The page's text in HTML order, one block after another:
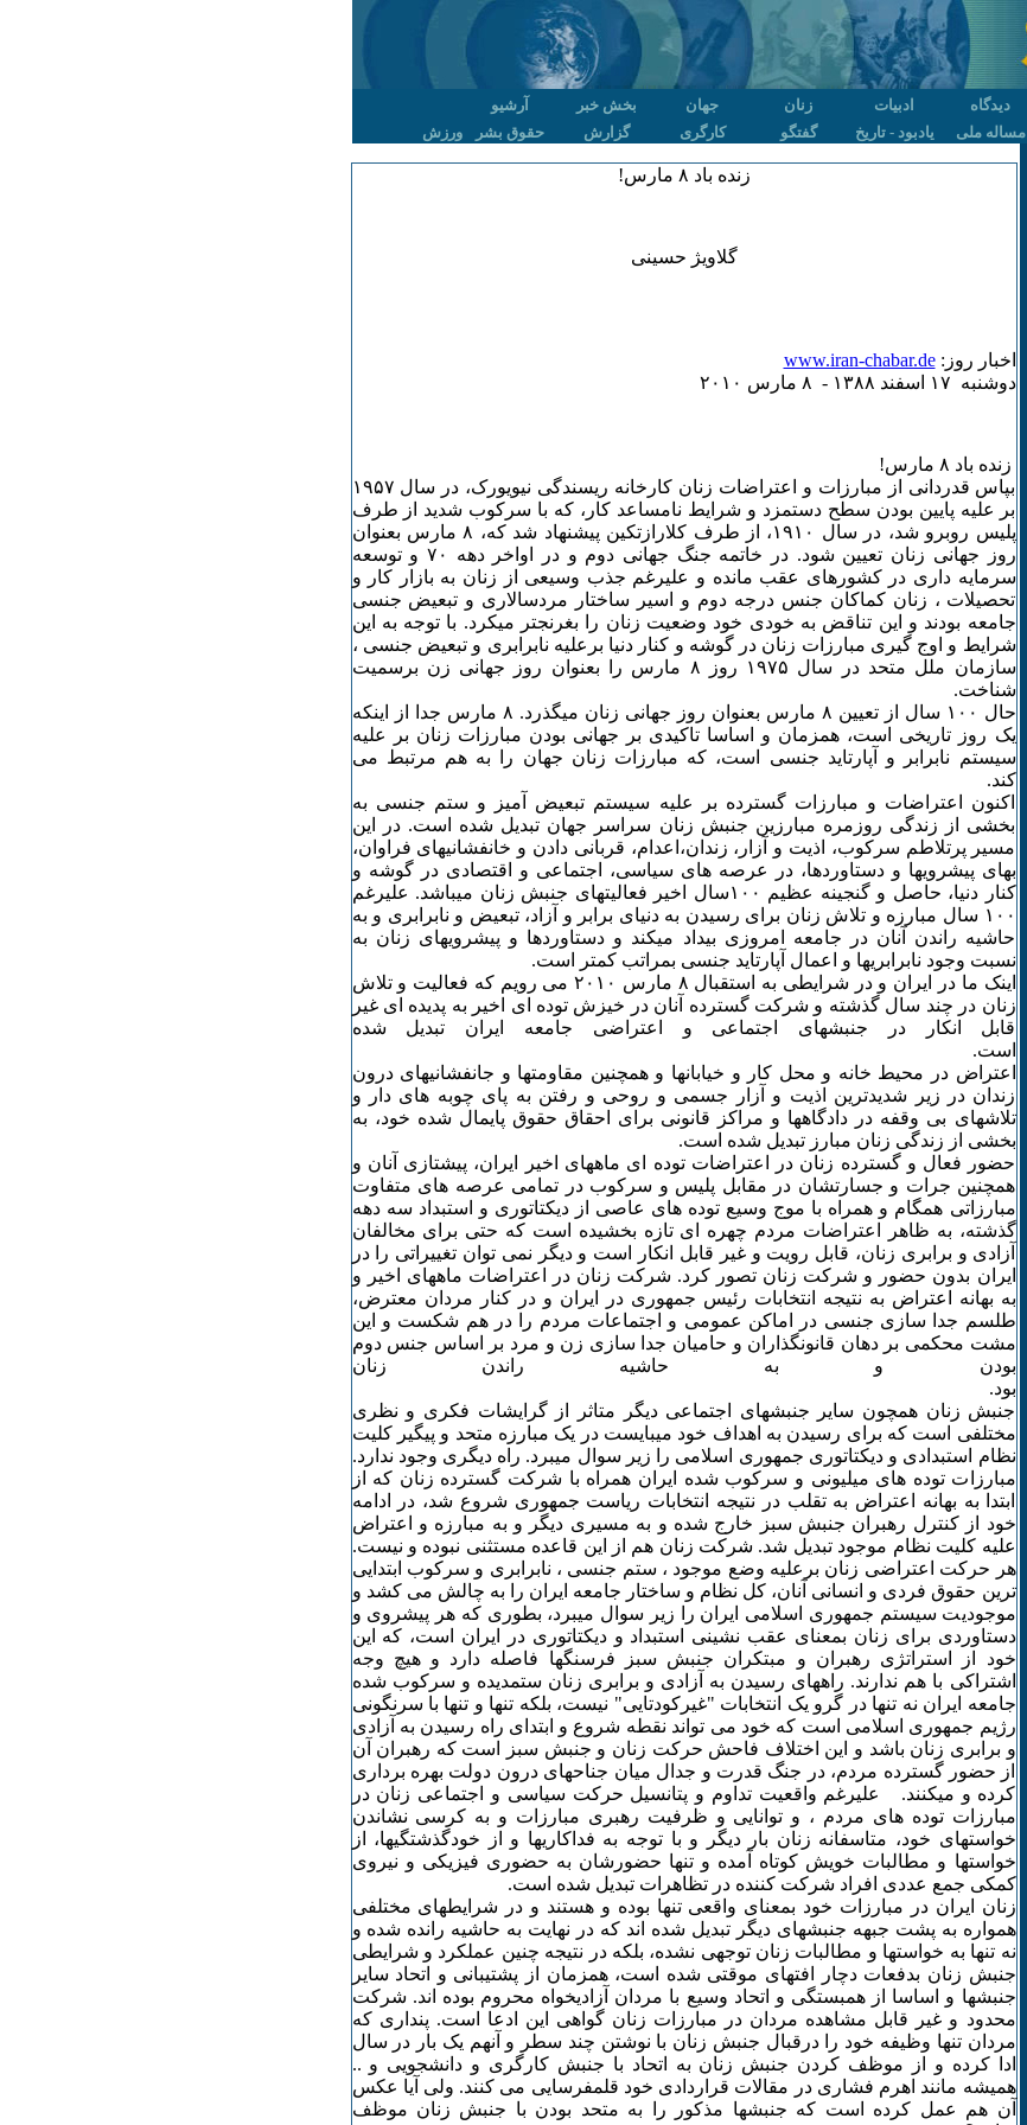
دیدگاه ادبیات زنان جهان بخش خبر
آرشیو
مساله ملی یادبود - تاریخ گفتگو کارگری گزارش حقوق بشر ورزش
زنده باد ۸ مارس!
گلاویژ حسینی
اخبار روز:www.iran-chabar.de
دوشنبه ۱۷ اسفند ۱٣٨٨ - ٨ مارس ۲۰۱۰
زنده باد ٨ مارس!
بپاس قدردانی از مبارزات و اعتراضات زنان کارخانه ریسندگی نیویورک، در سال ۱۹۵۷
بر علیه پایین بودن سطح دستمزد و شرایط نامساعد کار، که با سرکوب شدید از طرف
پلیس روبرو شد، در سال ۱۹۱۰، از طرف کلارازتکین پیشنهاد شد که، ٨ مارس بعنوان
روز جهانی زنان تعیین شود. در خاتمه جنگ جهانی دوم و در اواخر دهه ۷۰ و توسعه
سرمایه داری در کشورهای عقب مانده و علیرغم جذب وسیعی از زنان به بازار کار و
تحصیلات ، زنان کماکان جنس درجه دوم و اسیر ساختار مردسالاری و تبعیض جنسی
جامعه بودند و این تناقض به خودی خود وضعیت زنان را بغرنجتر میکرد. با توجه به این
شرایط و اوج گیری مبارزات زنان در گوشه و کنار دنیا برعلیه نابرابری و تبعیض جنسی ،
سازمان ملل متحد در سال ۱۹۷۵ روز ٨ مارس را بعنوان روز جهانی زن برسمیت
شناخت.
حال ۱۰۰ سال از تعیین ٨ مارس بعنوان روز جهانی زنان میگذرد. ٨ مارس جدا از اینکه
یک روز تاریخی است، همزمان و اساسا تاکیدی بر جهانی بودن مبارزات زنان بر علیه
سیستم نابرابر و آپارتاید جنسی است، که مبارزات زنان جهان را به هم مرتبط می
کند.
اکنون اعتراضات و مبارزات گسترده بر علیه سیستم تبعیض آمیز و ستم جنسی به
بخشی از زندگی روزمره مبارزین جنبش زنان سراسر جهان تبدیل شده است. در این
مسیر پرتلاطم سرکوب، اذیت و آزار، زندان،اعدام، قربانی دادن و خانفشانیهای فراوان،
بهای پیشرویها و دستاوردها، در عرصه های سیاسی، اجتماعی و اقتصادی در گوشه و
کنار دنیا، حاصل و گنجینه عظیم ۱۰۰سال اخیر فعالیتهای جنبش زنان میباشد. علیرغم
۱۰۰ سال مبارزه و تلاش زنان برای رسیدن به دنیای برابر و آزاد، تبعیض و نابرابری و به
حاشیه راندن آنان در جامعه امروزی بیداد میکند و دستاوردها و پیشرویهای زنان به
نسبت وجود نابرابریها و اعمال آپارتاید جنسی بمراتب کمتر است.
اینک ما در ایران و در شرایطی به استقبال ٨ مارس ۲۰۱۰ می رویم که فعالیت و تلاش
زنان در چند سال گذشته و شرکت گسترده آنان در خیزش توده ای اخیر به پدیده ای غیر
قابل انکار در جنبشهای اجتماعی و اعتراضی جامعه ایران تبدیل شده
است.
اعتراض در محیط خانه و محل کار و خیابانها و همچنین مقاومتها و جانفشانیهای درون
زندان در زیر شدیدترین اذیت و آزار جسمی و روحی و رفتن به پای چوبه های دار و
تلاشهای بی وقفه در دادگاهها و مراکز قانونی برای احقاق حقوق پایمال شده خود، به
بخشی از زندگی زنان مبارز تبدیل شده است.
حضور فعال و گسترده زنان در اعتراضات توده ای ماههای اخیر ایران، پیشتازی آنان و
همچنین جرات و جسارتشان در مقابل پلیس و سرکوب در تمامی عرصه های متفاوت
مبارزاتی همگام و همراه با موج وسیع توده های عاصی از دیکتاتوری و استبداد سه دهه
گذشته، به ظاهر اعتراضات مردم چهره ای تازه بخشیده است که حتی برای مخالفان
آزادی و برابری زنان، قابل رویت و غیر قابل انکار است و دیگر نمی توان تغییراتی را در
ایران بدون حضور و شرکت زنان تصور کرد. شرکت زنان در اعتراضات ماههای اخیر و
به بهانه اعتراض به نتیجه انتخابات رئیس جمهوری در ایران و در کنار مردان معترض،
طلسم جدا سازی جنسی در اماکن عمومی و اجتماعات مردم را در هم شکست و این
مشت محکمی بر دهان قانونگذاران و حامیان جدا سازی زن و مرد بر اساس جنس دوم
بودن و به حاشیه راندن زنان
بود.
جنبش زنان همچون سایر جنبشهای اجتماعی دیگر متاثر از گرایشات فکری و نظری
مختلفی است که برای رسیدن به اهداف خود میبایست در یک مبارزه متحد و پیگیر کلیت
نظام استبدادی و دیکتاتوری جمهوری اسلامی را زیر سوال میبرد. راه دیگری وجود ندارد.
مبارزات توده های میلیونی و سرکوب شده ایران همراه با شرکت گسترده زنان که از
ابتدا به بهانه اعتراض به تقلب در نتیجه انتخابات ریاست جمهوری شروع شد، در ادامه
خود از کنترل رهبران جنبش سبز خارج شده و به مسیری دیگر و به مبارزه و اعتراض
علیه کلیت نظام موجود تبدیل شد. شرکت زنان هم از این قاعده مستثنی نبوده و نیست.
هر حرکت اعتراضی زنان برعلیه وضع موجود ، ستم جنسی ، نابرابری و سرکوب ابتدایی
ترین حقوق فردی و انسانی آنان، کل نظام و ساختار جامعه ایران را به چالش می کشد و
موجودیت سیستم جمهوری اسلامی ایران را زیر سوال میبرد، بطوری که هر پیشروی و
دستاوردی برای زنان بمعنای عقب نشینی استبداد و دیکتاتوری در ایران است، که این
خود از استراتژی رهبران و مبتکران جنبش سبز فرسنگها فاصله دارد و هیچ وجه
اشتراکی با هم ندارند. راههای رسیدن به آزادی و برابری زنان ستمدیده و سرکوب شده
جامعه ایران نه تنها در گرو یک انتخابات "غیرکودتایی" نیست، بلکه تنها و تنها با سرنگونی
رژیم جمهوری اسلامی است که خود می تواند نقطه شروع و ابتدای راه رسیدن به آزادی
و برابری زنان باشد و این اختلاف فاحش حرکت زنان و جنبش سبز است که رهبران آن
از حضور گسترده مردم، در جنگ قدرت و جدال میان جناحهای درون دولت بهره برداری
کرده و میکنند. علیرغم واقعیت تداوم و پتانسیل حرکت سیاسی و اجتماعی زنان در
مبارزات توده های مردم ، و توانایی و ظرفیت رهبری مبارزات و به کرسی نشاندن
خواستهای خود، متاسفانه زنان بار دیگر و با توجه به فداکاریها و از خودگذشتگیها، از
خواستها و مطالبات خویش کوتاه آمده و تنها حضورشان به حضوری فیزیکی و نیروی
کمکی جمع عددی افراد شرکت کننده در تظاهرات تبدیل شده است.
زنان ایران در مبارزات خود بمعنای واقعی تنها بوده و هستند و در شرایطهای مختلفی
همواره به پشت جبهه جنبشهای دیگر تبدیل شده اند که در نهایت به حاشیه رانده شده و
نه تنها به خواستها و مطالبات زنان توجهی نشده، بلکه در نتیجه چنین عملکرد و شرایطی
جنبش زنان بدفعات دچار افتهای موقتی شده است، همزمان از پشتیبانی و اتحاد سایر
جنبشها و اساسا از همبستگی و اتحاد وسیع با مردان آزادیخواه محروم بوده اند. شرکت
محدود و غیر قابل مشاهده مردان در مبارزات زنان گواهی این ادعا است. پنداری که
مردان تنها وظیفه خود را درقبال جنبش زنان با نوشتن چند سطر و آنهم یک بار در سال
ادا کرده و از موظف کردن جنبش زنان به اتحاد با جنبش کارگری و دانشجویی و ..
همیشه مانند اهرم فشاری در مقالات قراردادی خود قلمفرسایی می کنند. ولی آیا عکس
آن هم عمل کرده است که جنبشها مذکور را به متحد بودن با جنبش زنان موظف